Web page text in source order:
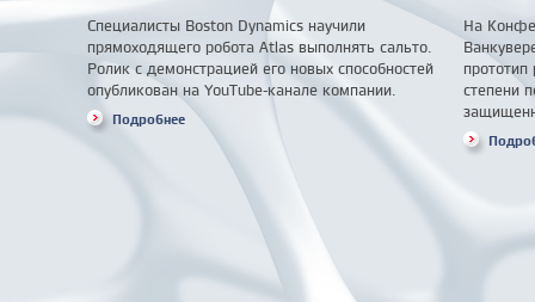
Специалисты Boston Dynamics научили
прямоходящего робота Atlas выполнять сальто.
Ролик с демонстрацией его новых способностей
опубликован на YouTube-канале компании.
Подробнее
На
степени